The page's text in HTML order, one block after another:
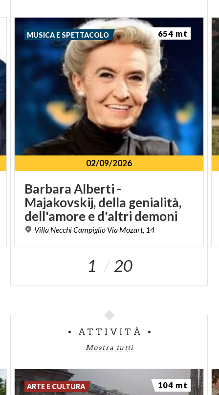
02/09/2026
Barbara Alberti -
Majakovskij, della genialità,
dell'amore e d'altri demoni
Villa NecchiCampiglio Via Mozart, 14
MUSICA E SPETTACOLO 654 mt
1 20
ATTIVITÀ
Mostra tutti
ARTE E CULTURA 104 mt